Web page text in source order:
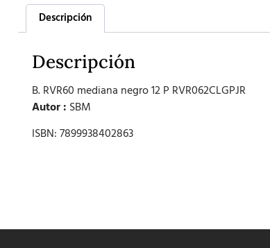
Descripción
Descripción
B. RVR60 mediana negro 12 P RVR062CLGPJR
Autor : SBM
ISBN: 7899938402863